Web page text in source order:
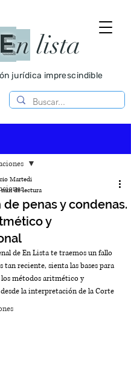
En lista
jurídica imprescindible
penas y condenas.
y
Martedi
min de lectura
de En Lista te traemos un fallo
tan reciente, sienta las bases para
los métodos aritmético y
la interpretación de la Corte